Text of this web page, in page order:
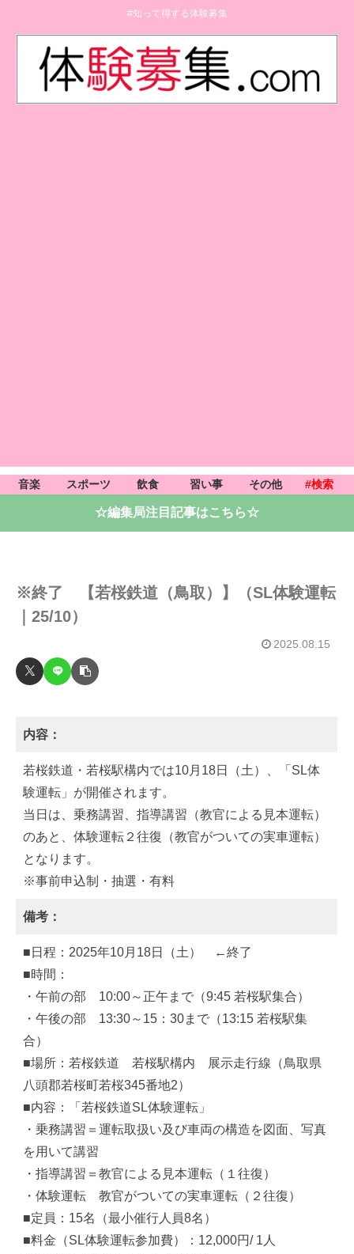
#知って得する体験募集
音楽 スポーツ 飲食 習い事 その他 #検索
☆編集局注目記事はこちら☆
※終了 【若桜鉄道（鳥取）】（SL体験運転
｜25/10）
2025.08.15
内容：
若桜鉄道・若桜駅構内では10月18日（土）、「SL体
験運転」が開催されます。
当日は、乗務講習、指導講習（教官による見本運転）
のあと、体験運転２往復（教官がついての実車運転）
となります。
※事前申込制・抽選・有料
備考：
■日程：2025年10月18日（土） ←終了
■時間：
・午前の部 10:00～正午まで（9:45 若桜駅集合）
・午後の部 13:30～15：30まで（13:15 若桜駅集
合）
■場所：若桜鉄道 若桜駅構内 展示走行線（鳥取県
八頭郡若桜町若桜345番地2）
■内容：「若桜鉄道SL体験運転」
・乗務講習＝運転取扱い及び車両の構造を図面、写真
を用いて講習
・指導講習＝教官による見本運転（１往復）
・体験運転 教官がついての実車運転（２往復）
■定員：15名（最小催行人員8名）
■料金（SL体験運転参加費）：12,000円/ 1人